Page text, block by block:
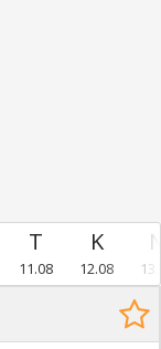
11.08 12.08